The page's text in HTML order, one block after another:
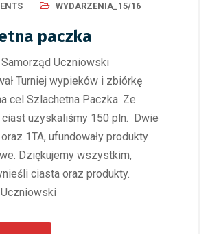
WYDARZENIA_15/16
paczka
Uczniowski
Turniej wypieków i zbiórkę
cel Szlachetna Paczka. Ze
uzyskaliśmy 150 pln. Dwie
1TA, ufundowały produkty
Dziękujemy wszystkim,
ciasta oraz produkty.